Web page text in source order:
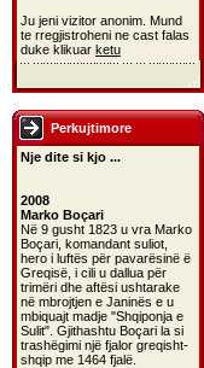
Ju jeni vizitor anonim. Mund
te rregjistroheni ne cast falas
duke klikuar ketu
Perkujtimore
Nje dite si kjo ...
2008
Marko Boçari
Në 9 gusht 1823 u vra Marko
Boçari, komandant suliot,
hero i luftës për pavarësinë ë
Greqisë, i cili u dallua për
trimëri dhe aftësi ushtarake
në mbrojtjen e Janinës e u
mbiquajt madje "Shqiponja e
Sulit". Gjithashtu Boçari la si
trashëgimi një fjalor greqisht-
shqip me 1464 fjalë.